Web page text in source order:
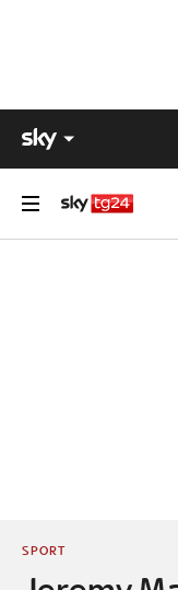
SPORT